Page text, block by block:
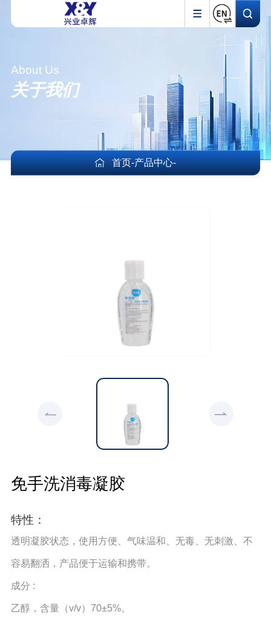
About Us
关于我们
首页-产品中心-
免手洗消毒凝胶
特性：
透明凝胶状态，使用方便、气味温和、无毒、无刺激、不
容易翻洒，产品便于运输和携带。
成分 :
乙醇，含量（v/v）70±5%。